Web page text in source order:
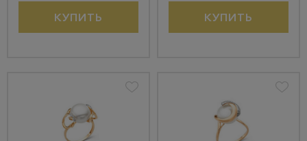
КУПИТЬ КУПИТЬ